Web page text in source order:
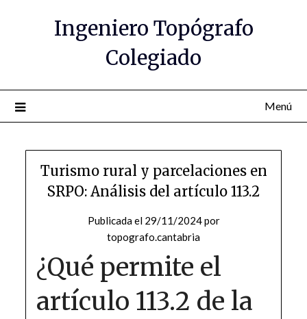
Ingeniero Topógrafo
Colegiado
Menú
Turismo rural y parcelaciones en
SRPO: Análisis del artículo 113.2
Publicada el 29/11/2024por
topografo.cantabria
¿Qué permite el
artículo 113.2 de la